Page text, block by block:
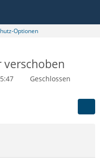
Optionen
verschoben
Geschlossen